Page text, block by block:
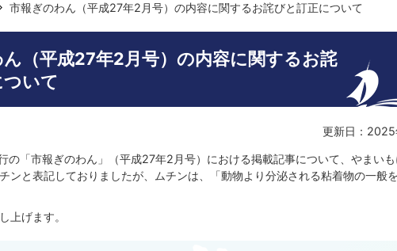
市報ぎのわん（平成27年2月号）の内容に関するお詫びと訂正について
（平成27年2月号）の内容に関するお詫
いて
更新日：
の「市報ぎのわん」（平成27年2月号）における掲載記事について、やまい
ンと表記しておりましたが、ムチンは、「動物より分泌される粘着物の一般
上げます。